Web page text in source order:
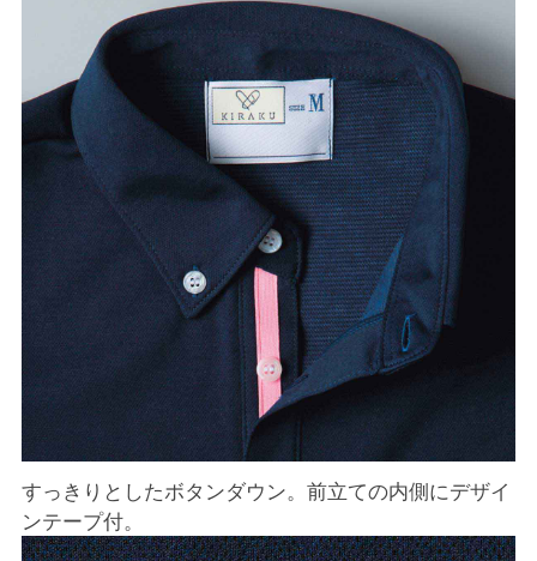
すっきりとしたボタンダウン。前立ての内側にデザイ
ンテープ付。